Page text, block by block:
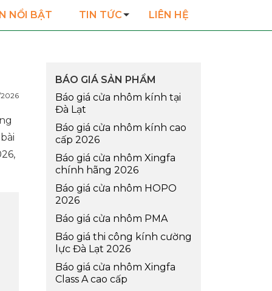
NỔI BẬT TIN TỨC LIÊN HỆ
BÁO GIÁ SẢN PHẨM
Báo giá cửa nhôm kính tại
Đà Lạt
Báo giá cửa nhôm kính cao
cấp 2026
Báo giá cửa nhôm Xingfa
chính hãng 2026
Báo giá cửa nhôm HOPO
2026
Báo giá cửa nhôm PMA
Báo giá thi công kính cường
lực Đà Lạt 2026
Báo giá cửa nhôm Xingfa
Class A cao cấp